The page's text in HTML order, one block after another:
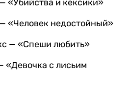
«Убийства и кексики»
«Человек недостойный»
— «Спеши любить»
«Девочка с лисьим